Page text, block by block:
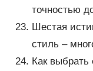
точностью
Шестая
стиль –
Как